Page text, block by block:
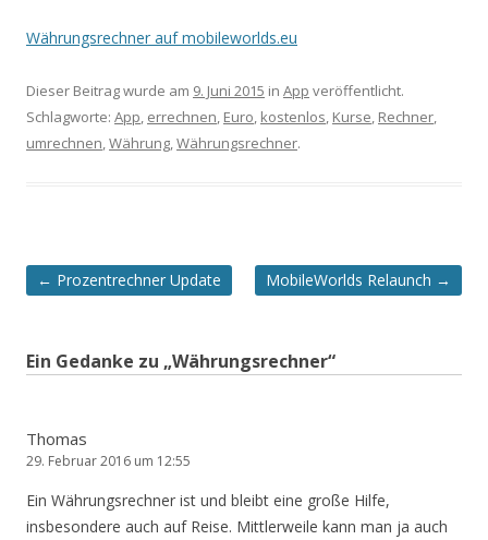
Währungsrechner auf mobileworlds.eu
Dieser Beitrag wurde am 9. Juni 2015 in App veröffentlicht.
Schlagworte: App, errechnen, Euro, kostenlos, Kurse, Rechner,
umrechnen,Währung,Währungsrechner.
Artikel-
← Prozentrechner Update MobileWorlds Relaunch →
Ein Gedanke zu „Währungsrechner“
Thomas
29. Februar 2016 um 12:55
Ein Währungsrechner ist und bleibt eine große Hilfe,
insbesondere auch auf Reise. Mittlerweile kann man ja auch